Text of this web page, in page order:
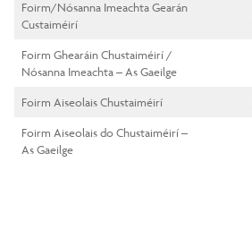
Foirm/Nósanna Imeachta Gearán
Custaiméirí
Foirm Ghearáin Chustaiméirí /
Nósanna Imeachta – As Gaeilge
Foirm Aiseolais Chustaiméirí
Foirm Aiseolais do Chustaiméirí –
As Gaeilge